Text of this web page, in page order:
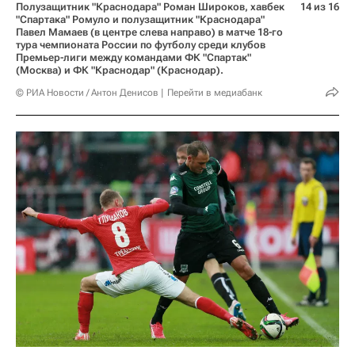
Полузащитник "Краснодара" Роман Широков, хавбек
"Спартака" Ромуло и полузащитник "Краснодара"
Павел Мамаев (в центре слева направо) в матче 18-го
тура чемпионата России по футболу среди клубов
Премьер-лиги между командами ФК "Спартак"
(Москва) и ФК "Краснодар" (Краснодар).
© РИА Новости / Антон Денисов Перейти в медиабанк
14 из 16